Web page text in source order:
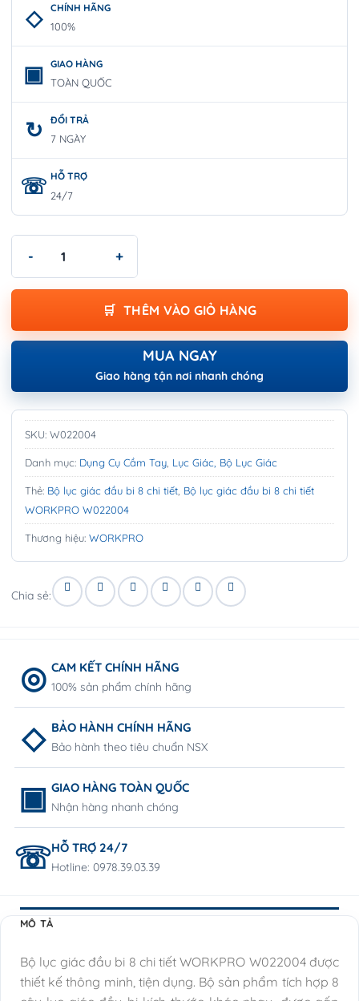
CHÍNH HÃNG
100%
GIAO HÀNG
TOÀN QUỐC
ĐỔI TRẢ
7 NGÀY
HỖ TRỢ
24/7
THÊM VÀO GIỎ HÀNG
MUA NGAY
Giao hàng tận nơi nhanh chóng
SKU: W022004
Danh mục: Dụng Cụ Cầm Tay Lục Giác, Bộ Lục Giác
Thẻ: Bộ lục giác đầu bi 8 chi tiết Bộ lục giác đầu bi 8 chi tiết
WORKPRO W022004
Thương hiệu: WORKPRO
Chia sẻ:
CAM KẾT CHÍNH HÃNG
100% sản phẩm chính hãng
BẢO HÀNH CHÍNH HÃNG
Bảo hành theo tiêu chuẩn NSX
GIAO HÀNG TOÀN QUỐC
Nhận hàng nhanh chóng
HỖ TRỢ 24/7
Hotline: 0978.39.03.39
MÔ TẢ
Bộ lục giác đầu bi 8 chi tiết WORKPRO W022004 được
thiết kế thông minh, tiện dụng. Bộ sản phẩm tích hợp 8